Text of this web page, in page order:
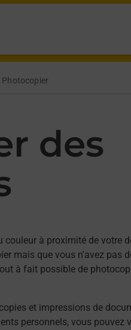
Photocopier
des
couleur à proximité de votre
mais que vous n'avez pas
à fait possible de
et impressions de
personnels, vous pouvez